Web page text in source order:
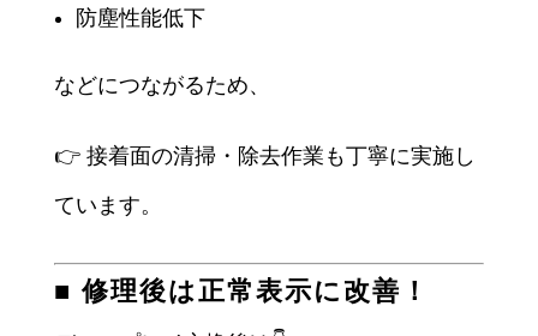
防塵性能低下
などにつながるため、
👉 接着面の清掃・除去作業も丁寧に実施し
ています。
■ 修理後は正常表示に改善！